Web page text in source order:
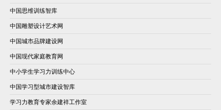
中国思维训练智库
中国雕塑设计艺术网
中国城市品牌建设网
中国现代家庭教育网
中小学生学习力训练中心
中国学习型城市建设智库
学习力教育专家余建祥工作室